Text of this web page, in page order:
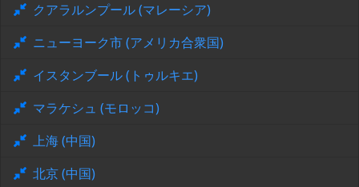
クアラルンプール (マレーシア)
ニューヨーク市 (アメリカ合衆国)
イスタンブール (トゥルキエ)
マラケシュ (モロッコ)
上海 (中国)
北京 (中国)